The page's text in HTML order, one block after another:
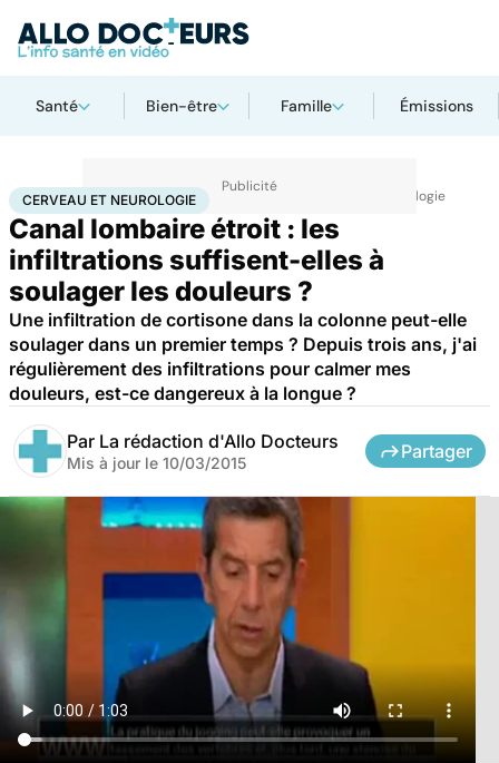
Santé Bien-être Famille Émissions
AccueilSantéMaladiesMaladies neurologiques Cerveau et neurologie
CERVEAU ET NEUROLOGIE
Canal lombaire étroit : les
infiltrations suffisent-elles à
soulager les douleurs ?
Une infiltration de cortisone dans la colonne peut-elle
soulager dans un premier temps ? Depuis trois ans, j'ai
régulièrement des infiltrations pour calmer mes
douleurs, est-ce dangereux à la longue ?
Par La rédaction d'Allo Docteurs
Mis à jour le 10/03/2015
Partager